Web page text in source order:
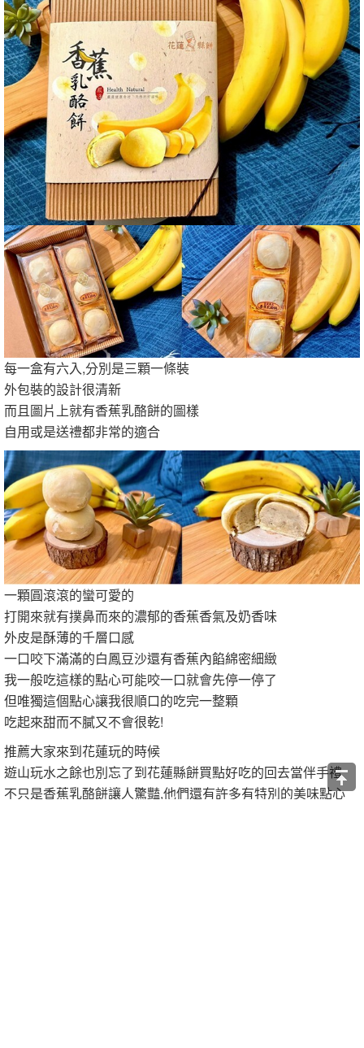
每一盒有六入,分別是三顆一條裝
外包裝的設計很清新
而且圖片上就有香蕉乳酪餅的圖樣
自用或是送禮都非常的適合
一顆圓滾滾的蠻可愛的
打開來就有撲鼻而來的濃郁的香蕉香氣及奶香味
外皮是酥薄的千層口感
一口咬下滿滿的白鳳豆沙還有香蕉內餡綿密細緻
我一般吃這樣的點心可能咬一口就會先停一停了
但唯獨這個點心讓我很順口的吃完一整顆
吃起來甜而不膩又不會很乾!
推薦大家來到花蓮玩的時候
遊山玩水之餘也別忘了到花蓮縣餅買點好吃的回去當伴手禮
不只是香蕉乳酪餅讓人驚豔,他們還有許多有特別的美味點心